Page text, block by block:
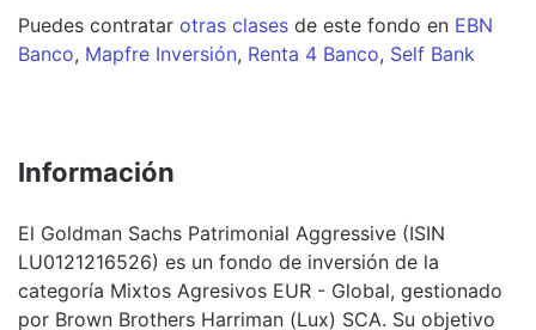
Puedes contratar otras clases de este fondo en EBN
Banco, Mapfre Inversión, Renta 4 Banco, Self Bank
Información
El Goldman Sachs Patrimonial Aggressive (ISIN
LU0121216526) es un fondo de inversión de la
categoría Mixtos Agresivos EUR - Global, gestionado
por Brown Brothers Harriman (Lux) SCA. Su objetivo